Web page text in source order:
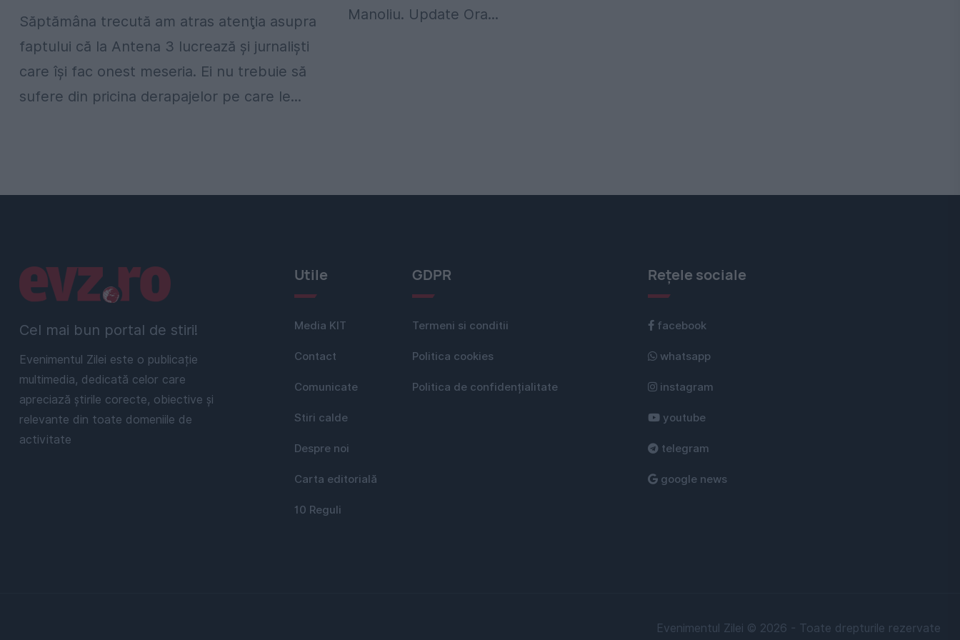
Săptămâna trecută am atras atenţia asupra
faptului că la Antena 3 lucrează şi jurnalişti
care îşi fac onest meseria. Ei nu trebuie să
sufere din pricina derapajelor pe care le...
Manoliu. Update Ora...
Cel mai bun portal de stiri!
Evenimentul Zilei este o publicație
multimedia, dedicată celor care
apreciază știrile corecte, obiective și
relevante din toate domeniile de
activitate
Linkuri utile Utile
Media KIT
Contact
Comunicate
Stiri calde
Despre noi
Carta editorială
10 Reguli
GDPR
Termeni si conditii
Politica cookies
Politica de confidențialitate
Rețele sociale
facebook
whatsapp
instagram
youtube
telegram
google news
Evenimentul Zilei © 2026 - Toate drepturile rezervate